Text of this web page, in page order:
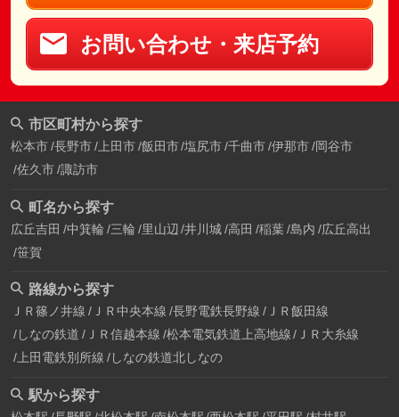
お問い合わせ・来店予約
市区町村から探す
松本市 長野市 上田市 飯田市 塩尻市 千曲市 伊那市 岡谷市
佐久市 諏訪市
町名から探す
広丘吉田 中箕輪 三輪 里山辺 井川城 高田 稲葉 島内 広丘高出
笹賀
路線から探す
ＪＲ篠ノ井線 ＪＲ中央本線 長野電鉄長野線 ＪＲ飯田線
しなの鉄道 ＪＲ信越本線 松本電気鉄道上高地線
ＪＲ大糸線
上田電鉄別所線 しなの鉄道北しなの
駅から探す